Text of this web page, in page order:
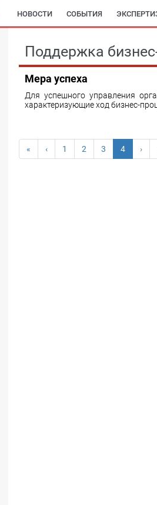
НОВОСТИ СОБЫТИЯ
Поддержка
Мера успеха
Для успешного управления
характеризующие ход бизнес-
« ‹ 1 2 3 4 ›